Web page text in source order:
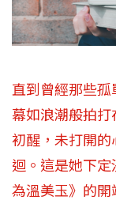
直到曾經那些
幕如浪潮般拍
初醒，未打開
迴。這是她下
為溫美玉》的開